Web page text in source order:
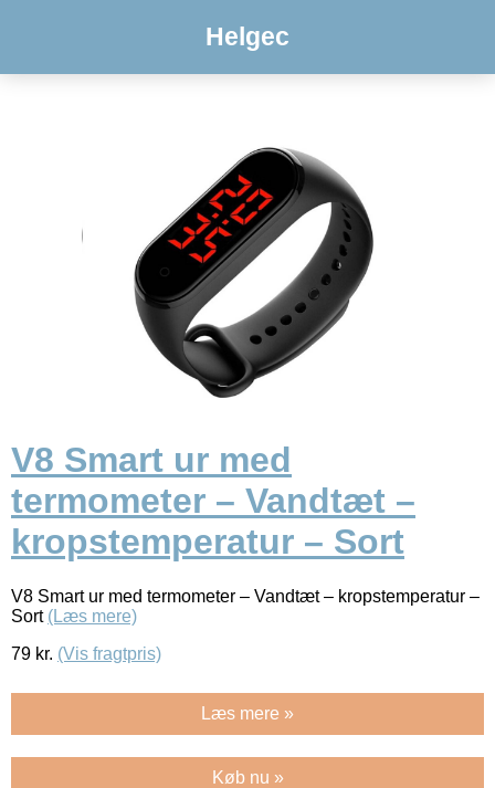
Helgec
V8 Smart ur med
termometer – Vandtæt –
kropstemperatur – Sort
V8 Smart ur med termometer – Vandtæt – kropstemperatur –
Sort (Læs mere)
79 kr. (Vis fragtpris)
Læs mere »
Køb nu »